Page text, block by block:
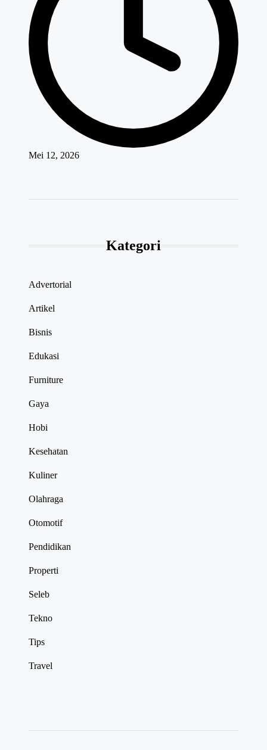
Mei 12, 2026
Kategori
Advertorial
Artikel
Bisnis
Edukasi
Furniture
Gaya
Hobi
Kesehatan
Kuliner
Olahraga
Otomotif
Pendidikan
Properti
Seleb
Tekno
Tips
Travel